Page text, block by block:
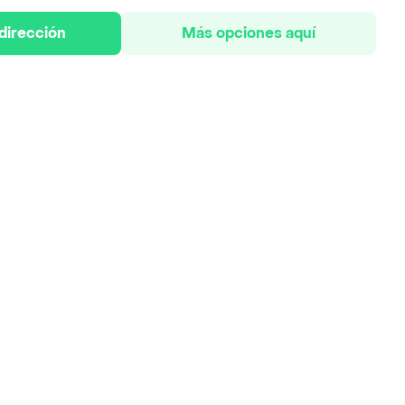
Más opciones aquí